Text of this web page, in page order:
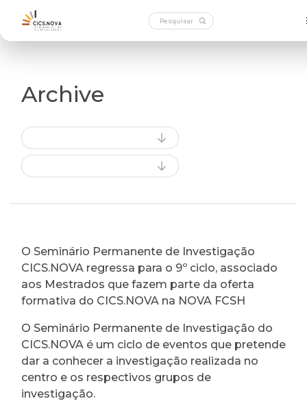
Archive
O Seminário Permanente de Investigação
CICS.NOVA regressa para o 9º ciclo, associado
aos Mestrados que fazem parte da oferta
formativa do CICS.NOVA na NOVA FCSH
O Seminário Permanente de Investigação do
CICS.NOVA é um ciclo de eventos que pretende
dar a conhecer a investigação realizada no
centro e os respectivos grupos de
investigação.